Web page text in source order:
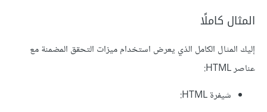
المثال كاملًا
إليك المثال الكامل الذي يعرض استخدام ميزات التحقق المضمنة مع
عناصر HTML:
شيفرة HTML: